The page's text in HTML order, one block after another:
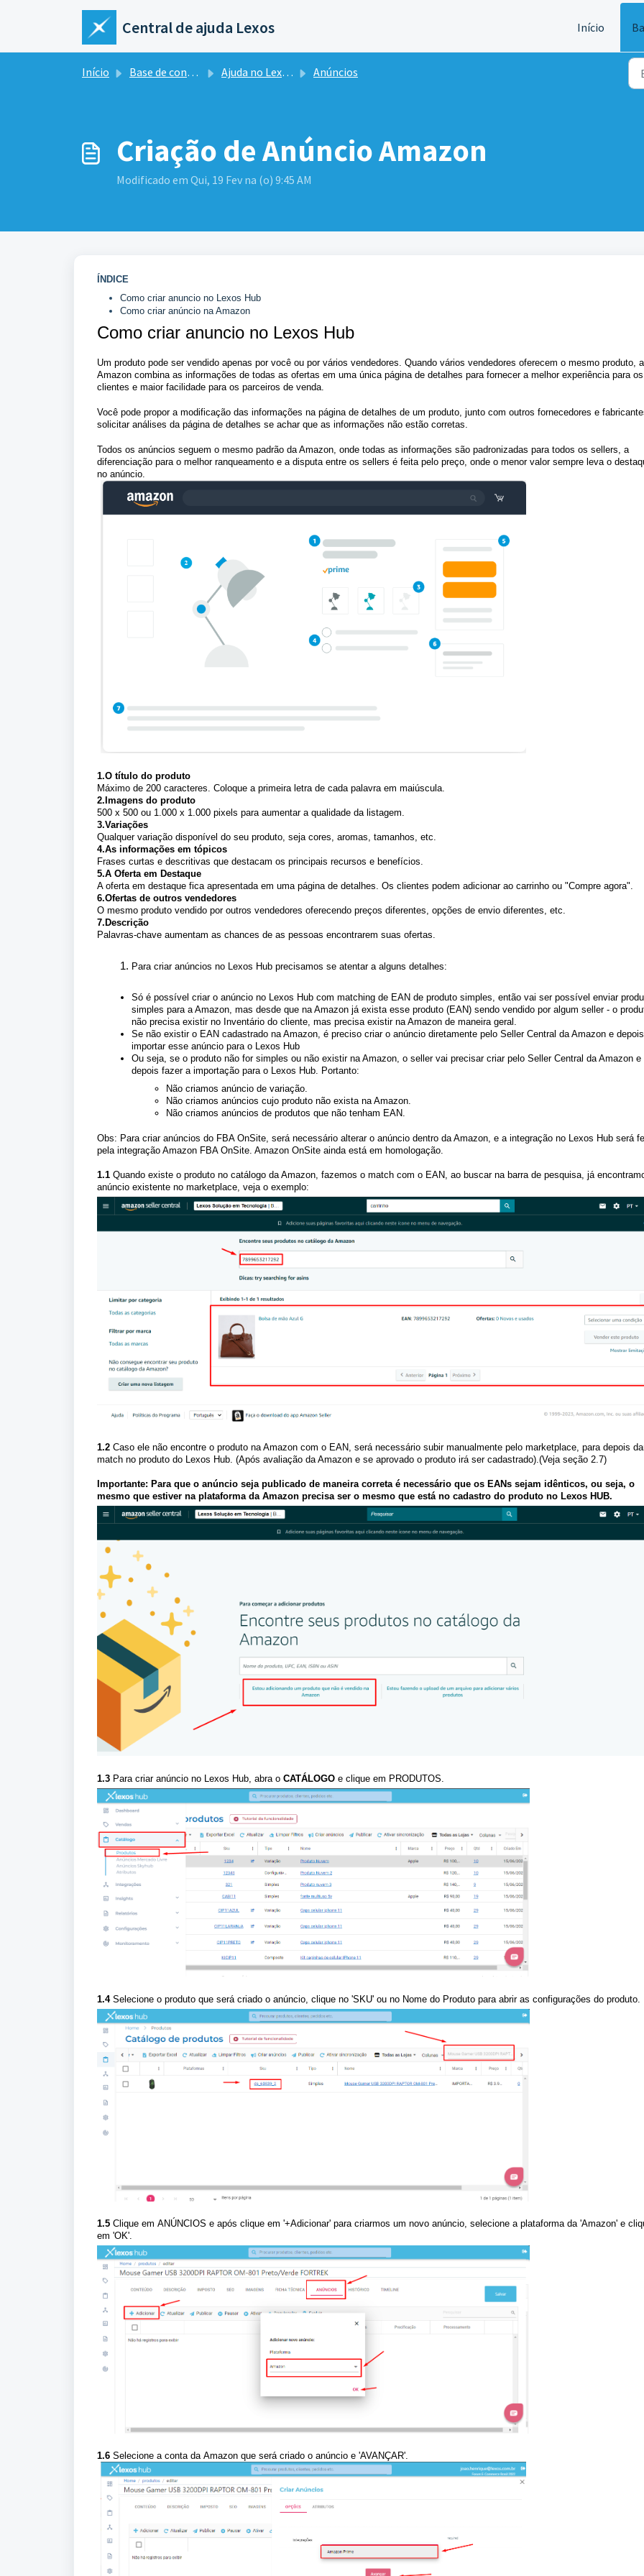
Ir para o conteúdo principal
Central de ajuda Lexos Início
Início Base de conhecimento Ajuda no Lexos Hub Anúncios
Criação de Anúncio Amazon
Modificado em Qui, 19 Fev na (o) 9:45 AM
ÍNDICE
Como criar anuncio no Lexos Hub
Como criar anúncio na Amazon
Como criar anuncio no Lexos Hub
Um produto pode ser vendido apenas por você ou por vários vendedores. Quando vários vendedores oferecem o mesmo produto, a
Amazon combina as informações de todas as ofertas em uma única página de detalhes para fornecer a melhor experiência para os
clientes e maior facilidade para os parceiros de venda.
Você pode propor a modificação das informações na página de detalhes de um produto, junto com outros fornecedores e
solicitar análises da página de detalhes se achar que as informações não estão corretas.
Todos os anúncios seguem o mesmo padrão da Amazon, onde todas as informações são padronizadas para todos os sellers, a
diferenciação para o melhor ranqueamento e a disputa entre os sellers é feita pelo preço, onde o menor valor sempre leva o
no anúncio.
1.O título do produto
Máximo de 200 caracteres. Coloque a primeira letra de cada palavra em maiúscula.
2.Imagens do produto
500 x 500 ou 1.000 x 1.000 pixels para aumentar a qualidade da listagem.
3.Variações
Qualquer variação disponível do seu produto, seja cores, aromas, tamanhos, etc.
4.As informações em tópicos
Frases curtas e descritivas que destacam os principais recursos e benefícios.
5.A Oferta em Destaque
A oferta em destaque fica apresentada em uma página de detalhes. Os clientes podem adicionar ao carrinho ou "Compre agora".
6.Ofertas de outros vendedores
O mesmo produto vendido por outros vendedores oferecendo preços diferentes, opções de envio diferentes, etc.
7.Descrição
Palavras-chave aumentam as chances de as pessoas encontrarem suas ofertas.
Para criar anúncios no Lexos Hub precisamos se atentar a alguns detalhes:
Só é possível criar o anúncio no Lexos Hub com matching de EAN de produto simples, então vai ser possível enviar
simples para a Amazon, mas desde que na Amazon já existaesse produto (EAN) sendo vendido por algum seller - o
não precisa existir no Inventário do cliente, mas precisa existir na Amazon de maneira geral.
Se não existir o EAN cadastrado na Amazon, é preciso criar o anúncio diretamente pelo Seller Central da Amazon e depois
importar esse anúncio para o Lexos Hub
Ou seja, se o produto não for simples ou não existir na Amazon, o seller vai precisar criar pelo Seller Central da Amazon e
depois fazer a importação para o Lexos Hub. Portanto:
Não criamos anúncio de variação.
Não criamos anúncios cujo produto não exista na Amazon.
Não criamos anúncios de produtos que não tenham EAN.
Obs: Para criar anúncios do FBA OnSite, será necessário alterar o anúncio dentro da Amazon, e a integração no Lexos Hub será
pela integração Amazon FBA OnSite. Amazon OnSite ainda está em homologação.
1.1 Quando existe o produto no catálogo da Amazon, fazemos o match com o EAN, ao buscar na barra de pesquisa, já
anúncio existente no marketplace, veja o exemplo:
1.2 Caso ele não encontre o produto na Amazon com o EAN, será necessário subir manualmente pelo marketplace, para depois
match no produto do Lexos Hub. (Após avaliação da Amazon e se aprovado o produto irá ser cadastrado).(Veja seção 2.7)
Importante: Para que o anúncio seja publicado de maneira correta é necessário que os EANs sejam idênticos, ou seja, o
mesmo que estiver na plataforma da Amazon precisa ser o mesmo que está no cadastro do produto no Lexos HUB.
1.3 Para criar anúncio no Lexos Hub, abra o CATÁLOGO e clique em PRODUTOS.
1.4Selecione o produto que será criado o anúncio, clique no 'SKU' ou no Nome do Produto para abrir as configurações do produto.
1.5 Clique em ANÚNCIOS e após clique em '+Adicionar' para criarmos um novo anúncio, selecione a plataforma da 'Amazon' e
em 'OK'.
1.6 Selecione a conta da Amazon que será criado o anúncio e 'AVANÇAR'.